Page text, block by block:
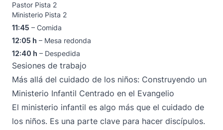
Pastor Pista 2
Ministerio Pista 2
11:45 – Comida
12:05 h – Mesa redonda
12:40 h – Despedida
Sesiones de trabajo
Más allá del cuidado de los niños: Construyendo un
Ministerio Infantil Centrado en el Evangelio
El ministerio infantil es algo más que el cuidado de
los niños. Es una parte clave para hacer discípulos.